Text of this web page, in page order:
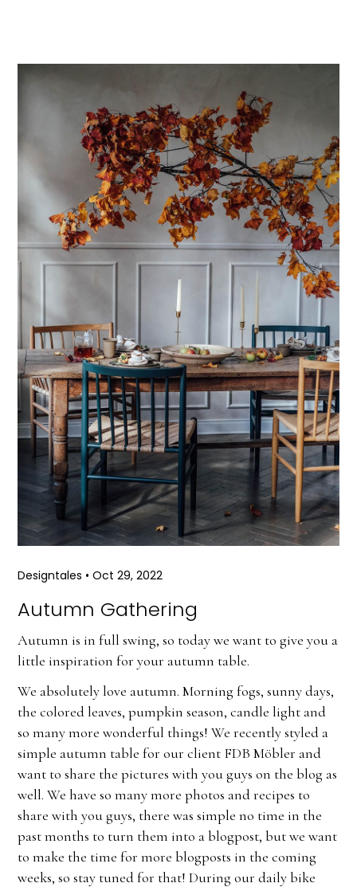
Designtales • Oct 29, 2022
Autumn Gathering
Autumn is in full swing, so today we want to give you a
little inspiration for your autumn table.
We absolutely love autumn. Morning fogs, sunny days,
the colored leaves, pumpkin season, candle light and
so many more wonderful things! We recently styled a
simple autumn table for our client FDB Möbler and
want to share the pictures with you guys on the blog as
well. We have so many more photos and recipes to
share with you guys, there was simple no time in the
past months to turn them into a blogpost, but we want
to make the time for more blogposts in the coming
weeks, so stay tuned for that! During our daily bike